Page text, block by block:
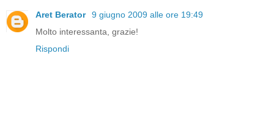
Aret Berator 9 giugno 2009 alle ore 19:49
Molto interessanta, grazie!
Rispondi